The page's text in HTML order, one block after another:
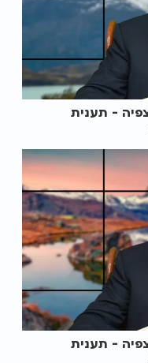
- תענית
- תענית